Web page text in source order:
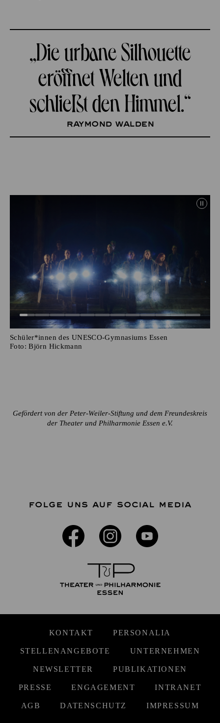
„Die urbane Silhouette
eröffnet Welten und
schließt den Himmel.“
RAYMOND WALDEN
Schüler*innen des UNESCO-Gymnasiums Essen
Foto: Björn Hickmann
Gefördert von der Peter-Weiler-Stiftung und dem Freundeskreis
der Theater und Philharmonie Essen e.V.
FOLGE UNS AUF SOCIAL MEDIA
KONTAKT PERSONALIA
STELLENANGEBOTE UNTERNEHMEN
NEWSLETTER PUBLIKATIONEN
PRESSE ENGAGEMENT INTRANET
AGB DATENSCHUTZ IMPRESSUM